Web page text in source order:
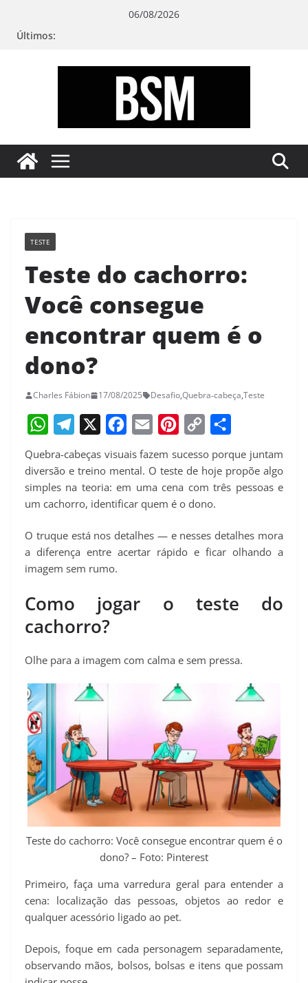
06/08/2026
Últimos:
sua
Mente
TESTE
Teste do cachorro:
Você consegue
encontrar quem é o
dono?
Charles Fábion 17/08/2025 Desafio,Quebra‑cabeça,Teste
h
a
t
A
p
e
l
e
r
a
a
c
e
o
o
m
a
i
i
n
t
r
o
p
y
i
h
a
r
Quebra-cabeças visuais fazem sucesso porque juntam
diversão e treino mental. O teste de hoje propõe algo
simples na teoria: em uma cena com três pessoas e
um cachorro, identificar quem é o dono.
O truque está nos detalhes — e nesses detalhes mora
a diferença entre acertar rápido e ficar olhando a
imagem sem rumo.
Como jogar o teste do
cachorro?
Olhe para a imagem com calma e sem pressa.
Teste do cachorro: Você consegue encontrar quem é o
dono? – Foto: Pinterest
Primeiro, faça uma varredura geral para entender a
cena: localização das pessoas, objetos ao redor e
qualquer acessório ligado ao pet.
Depois, foque em cada personagem separadamente,
observando mãos, bolsos, bolsas e itens que possam